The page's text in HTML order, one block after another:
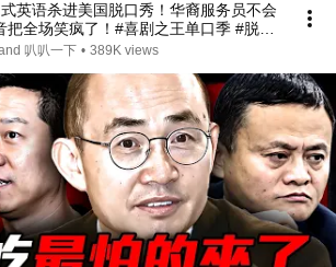
式英语杀进美国脱口秀！华裔服务员不会
把全场笑疯了！#喜剧之王单口季 #脱口
#funny #综艺
叭叭一下 • 389K views